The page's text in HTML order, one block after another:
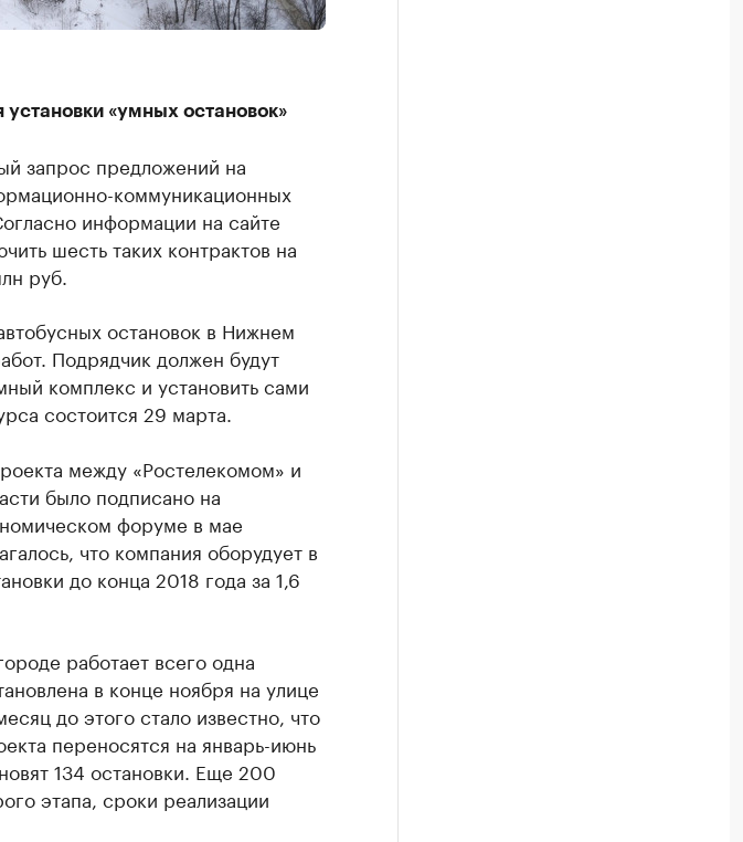
«умных остановок»
запрос предложений на
коммуникационных
информации на сайте
шесть таких контрактов на
руб.
остановок в Нижнем
Подрядчик должен будут
комплекс и установить сами
состоится 29 марта.
между «Ростелекомом» и
было подписано на
форуме в мае
что компания оборудует в
до конца 2018 года за 1,6
работает всего одна
в конце ноября на улице
до этого стало известно, что
переносятся на январь-июнь
134 остановки. Еще 200
этапа, сроки реализации